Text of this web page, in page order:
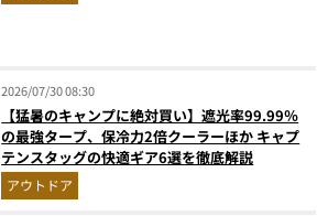
2026/07/30 08:30
【猛暑のキャンプに絶対買い】遮光率99.99％
の最強タープ、保冷力2倍クーラーほか キャプ
テンスタッグの快適ギア6選を徹底解説
アウトドア